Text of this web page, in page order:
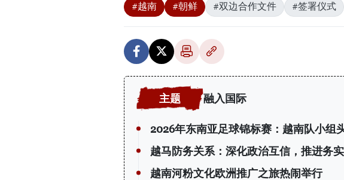
#越南 #朝鲜 #双边合作文件 #签署仪式
融入国际
2026年东南亚足球锦标赛：越南队小组
越马防务关系：深化政治互信，推进务
越南河粉文化欧洲推广之旅热闹举行